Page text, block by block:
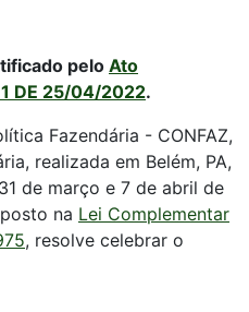
pelo Ato
DE 25/04/2022.
Fazendária - CONFAZ,
realizada em Belém, PA,
de março e 7 de abril de
na Lei Complementar
, resolve celebrar o